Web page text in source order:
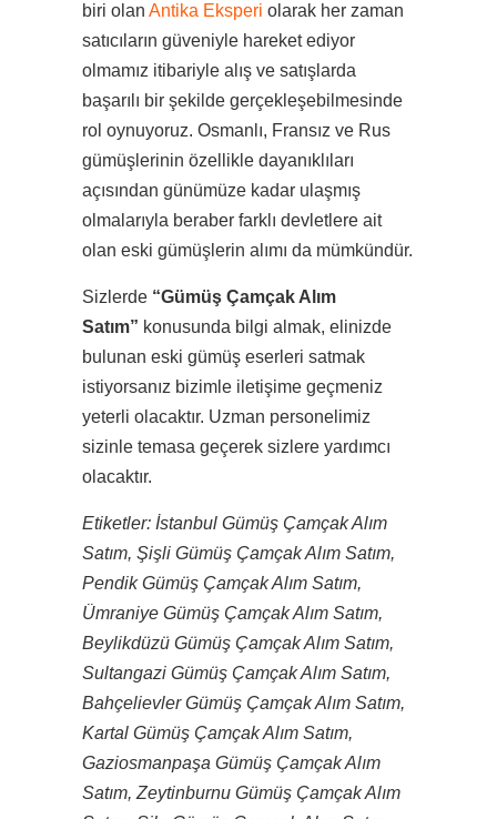
biri olan Antika Eksperi olarak her zaman
satıcıların güveniyle hareket ediyor
olmamız itibariyle alış ve satışlarda
başarılı bir şekilde gerçekleşebilmesinde
rol oynuyoruz. Osmanlı, Fransız ve Rus
gümüşlerinin özellikle dayanıklıları
açısından günümüze kadar ulaşmış
olmalarıyla beraber farklı devletlere ait
olan eski gümüşlerin alımı da mümkündür.
Sizlerde “Gümüş Çamçak Alım
Satım” konusunda bilgi almak, elinizde
bulunan eski gümüş eserleri satmak
istiyorsanız bizimle iletişime geçmeniz
yeterli olacaktır. Uzman personelimiz
sizinle temasa geçerek sizlere yardımcı
olacaktır.
Etiketler: İstanbul Gümüş Çamçak Alım
Satım, Şişli Gümüş Çamçak Alım Satım,
Pendik Gümüş Çamçak Alım Satım,
Ümraniye Gümüş Çamçak Alım Satım,
Beylikdüzü Gümüş Çamçak Alım Satım,
Sultangazi Gümüş Çamçak Alım Satım,
Bahçelievler Gümüş Çamçak Alım Satım,
Kartal Gümüş Çamçak Alım Satım,
Gaziosmanpaşa Gümüş Çamçak Alım
Satım, Zeytinburnu Gümüş Çamçak Alım